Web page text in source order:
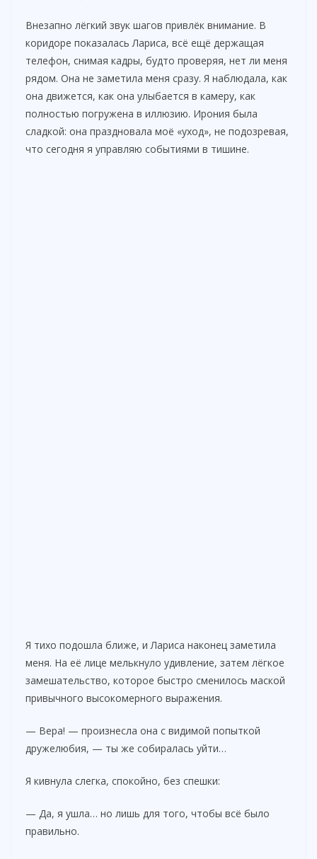
Внезапно лёгкий звук шагов привлёк внимание. В
коридоре показалась Лариса, всё ещё держащая
телефон, снимая кадры, будто проверяя, нет ли меня
рядом. Она не заметила меня сразу. Я наблюдала, как
она движется, как она улыбается в камеру, как
полностью погружена в иллюзию. Ирония была
сладкой: она праздновала моё «уход», не подозревая,
что сегодня я управляю событиями в тишине.
Я тихо подошла ближе, и Лариса наконец заметила
меня. На её лице мелькнуло удивление, затем лёгкое
замешательство, которое быстро сменилось маской
привычного высокомерного выражения.
— Вера! — произнесла она с видимой попыткой
дружелюбия, — ты же собиралась уйти…
Я кивнула слегка, спокойно, без спешки:
— Да, я ушла… но лишь для того, чтобы всё было
правильно.